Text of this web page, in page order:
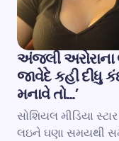
અંજલી અરોરાના
જાવેદે કહી દીધુ
મનાવે તો…’
સોશિયલ મીડિયા
લઇને ઘણા સમયથી